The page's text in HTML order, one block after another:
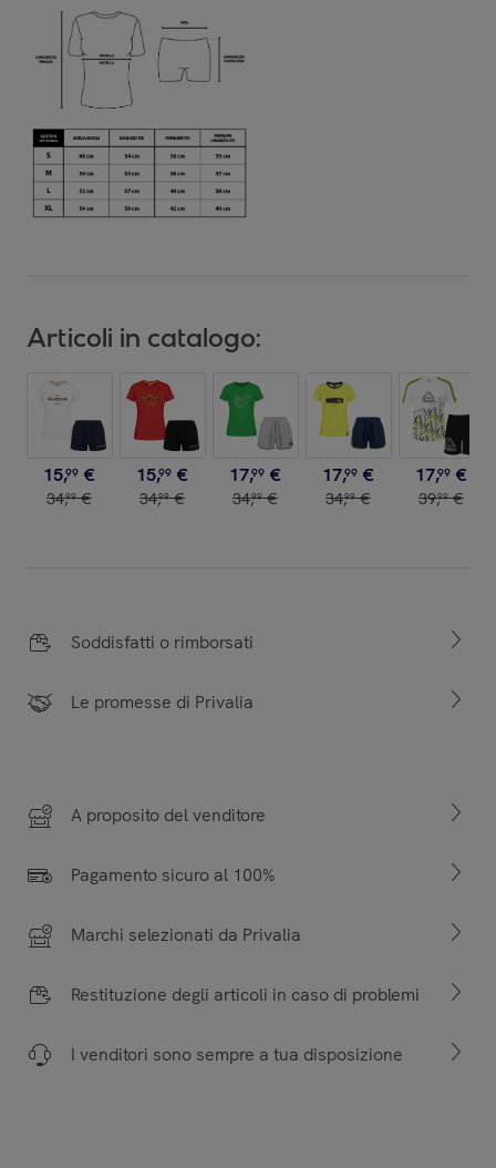
Articoli in catalogo:
15,99 €
34,99 €
15,99 €
34,99 €
17,99 €
34,99 €
17,99 €
34,99 €
17,99 €
39,99 €
Soddisfatti o rimborsati
Le promesse di Privalia
A proposito del venditore
Pagamento sicuro al 100%
Marchi selezionati da Privalia
Restituzione degli articoli in caso di problemi
I venditori sono sempre a tua disposizione